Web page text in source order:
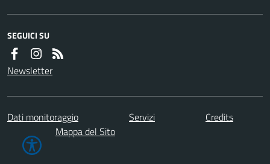
SEGUICI SU
Newsletter
Dati monitoraggio Servizi
Credits
Mappa del Sito